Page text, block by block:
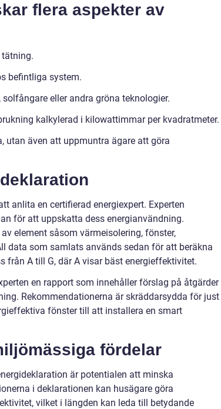
flera aspekter av
befintliga system.
eller andra gröna teknologier.
kalkylerad i kilowattimmar per kvadratmeter.
utan även att uppmuntra ägare att göra
anlita en certifierad energiexpert. Experten
för att uppskatta dess energianvändning.
element såsom värmeisolering, fönster,
data som samlats används sedan för att beräkna
från A till G, där A visar bäst energieffektivitet.
en rapport som innehåller förslag på åtgärder
Rekommendationerna är skräddarsydda för just
fönster till att installera en smart
fördelar
är potentialen att minska
i deklarationen kan husägare göra
vilket i längden kan leda till betydande